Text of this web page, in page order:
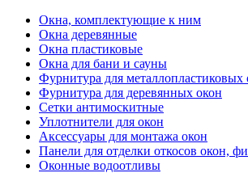
Окна, комплектующие к ним
Окна деревянные
Окна пластиковые
Окна для бани и сауны
Фурнитура для металлопластиковых
Фурнитура для деревянных окон
Сетки антимоскитные
Уплотнители для окон
Аксессуары для монтажа окон
Панели для отделки откосов окон,
Оконные водоотливы